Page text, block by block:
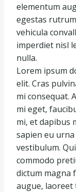
elementum
egestas
vehicula
imperdiet nisl
nulla.
Lorem ipsum
elit. Cras
mi consequat.
mi eget,
mi, et dapibus
sapien eu
vestibulum.
commodo
dictum magna
augue,